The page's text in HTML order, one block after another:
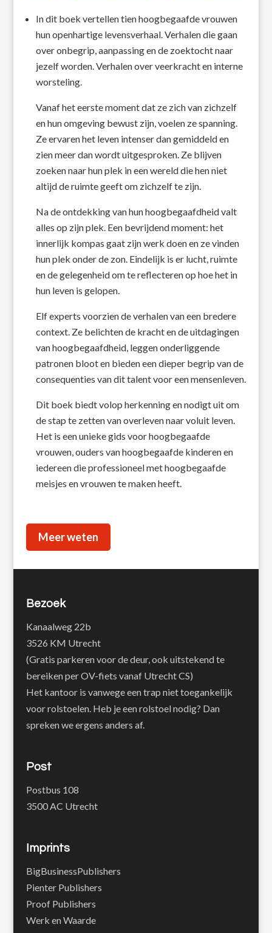
In dit boek vertellen tien hoogbegaafde vrouwen
hun openhartige levensverhaal. Verhalen die gaan
over onbegrip, aanpassing en de zoektocht naar
jezelf worden. Verhalen over veerkracht en interne
worsteling.
Vanaf het eerste moment dat ze zich van zichzelf
en hun omgeving bewust zijn, voelen ze spanning.
Ze ervaren het leven intenser dan gemiddeld en
zien meer dan wordt uitgesproken. Ze blijven
zoeken naar hun plek in een wereld die hen niet
altijd de ruimte geeft om zichzelf te zijn.
Na de ontdekking van hun hoogbegaafdheid valt
alles op zijn plek. Een bevrijdend moment: het
innerlijk kompas gaat zijn werk doen en ze vinden
hun plek onder de zon. Eindelijk is er lucht, ruimte
en de gelegenheid om te reflecteren op hoe het in
hun leven is gelopen.
Elf experts voorzien de verhalen van een bredere
context. Ze belichten de kracht en de uitdagingen
van hoogbegaafdheid, leggen onderliggende
patronen bloot en bieden een dieper begrip van de
consequenties van dit talent voor een mensenleven.
Dit boek biedt volop herkenning en nodigt uit om
de stap te zetten van overleven naar voluit leven.
Het is een unieke gids voor hoogbegaafde
vrouwen, ouders van hoogbegaafde kinderen en
iedereen die professioneel met hoogbegaafde
meisjes en vrouwen te maken heeft.
Meer weten
Bezoek
Kanaalweg 22b
3526 KM Utrecht
(Gratis parkeren voor de deur, ook uitstekend te
bereiken per OV-fiets vanaf Utrecht CS)
Het kantoor is vanwege een trap niet toegankelijk
voor rolstoelen. Heb je een rolstoel nodig? Dan
spreken we ergens anders af.
Post
Postbus 108
3500 AC Utrecht
Imprints
BigBusinessPublishers
Pienter Publishers
Proof Publishers
Werk en Waarde